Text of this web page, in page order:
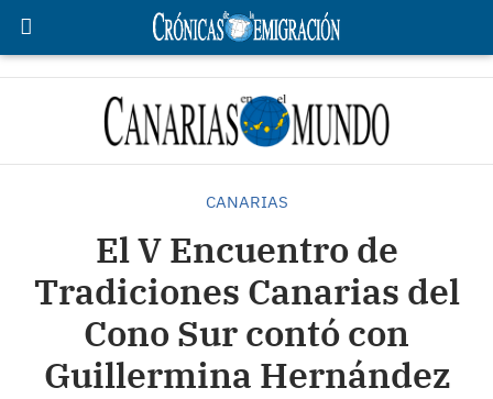
CANARIAS
El V Encuentro de
Tradiciones Canarias del
Cono Sur contó con
Guillermina Hernández